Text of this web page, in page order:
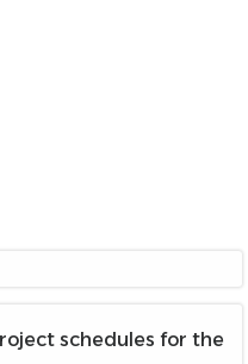
schedules for the